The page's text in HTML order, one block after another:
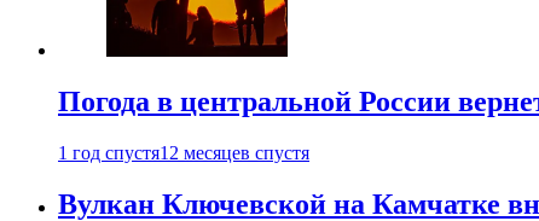
Погода в центральной России
1 год спустя12 месяцев спустя
Вулкан Ключевской на Камчатке